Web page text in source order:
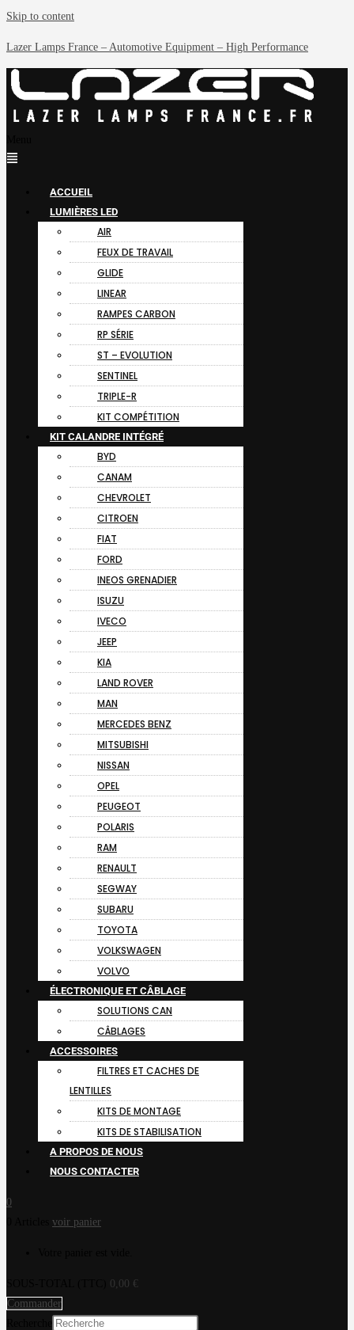
Skip to content
Lazer Lamps France – Automotive Equipment – High Performance
ACCUEIL
LUMIÈRES LED
AIR
FEUX DE TRAVAIL
GLIDE
LINEAR
RAMPES CARBON
RP SÉRIE
ST – EVOLUTION
SENTINEL
TRIPLE-R
KIT COMPÉTITION
KIT CALANDRE INTÉGRÉ
BYD
CANAM
CHEVROLET
CITROEN
FIAT
FORD
INEOS GRENADIER
ISUZU
IVECO
JEEP
KIA
LAND ROVER
MAN
MERCEDES BENZ
MITSUBISHI
NISSAN
OPEL
PEUGEOT
POLARIS
RAM
RENAULT
SEGWAY
SUBARU
TOYOTA
VOLKSWAGEN
VOLVO
ÉLECTRONIQUE ET CÂBLAGE
SOLUTIONS CAN
CÂBLAGES
ACCESSOIRES
FILTRES ET CACHES DE
LENTILLES
KITS DE MONTAGE
KITS DE STABILISATION
A PROPOS DE NOUS
NOUS CONTACTER
0
voir panier
0,00 €
Commander